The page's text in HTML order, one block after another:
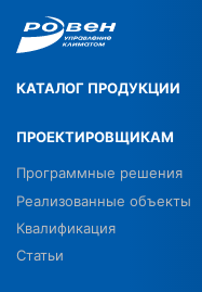
КАТАЛОГ ПРОДУКЦИИ
ПРОЕКТИРОВЩИКАМ
Программные решения
Реализованные объекты
Квалификация
Статьи